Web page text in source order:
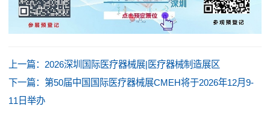
上一篇： 2026深圳国际医疗器械展|医疗器械制造展区
下一篇： 第50届中国国际医疗器械展CMEH将于2026年12月9-
11日举办